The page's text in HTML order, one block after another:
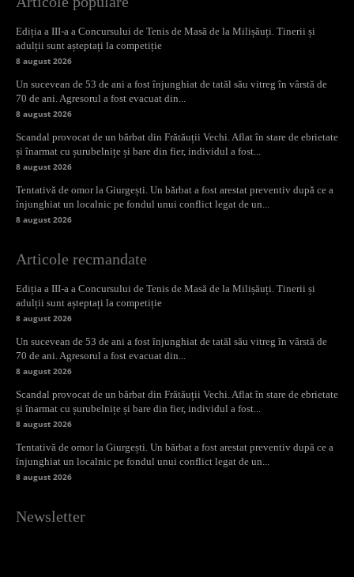
Ediția a III-a a Concursului de Tenis de Masă de la Milișăuți. Tinerii și
adulții sunt așteptați la competiție
8 august 2026
Un sucevean de 53 de ani a fost înjunghiat de tatăl său vitreg în vârstă de
70 de ani. Agresorul a fost evacuat din...
8 august 2026
Scandal provocat de un bărbat din Frătăuții Vechi. Aflat în stare de ebrietate
și înarmat cu șurubelnițe și bare din fier, individul a fost...
8 august 2026
Tentativă de omor la Giurgești. Un bărbat a fost arestat preventiv după ce a
înjunghiat un localnic pe fondul unui conflict legat de un...
8 august 2026
Articole recmandate
Ediția a III-a a Concursului de Tenis de Masă de la Milișăuți. Tinerii și
adulții sunt așteptați la competiție
8 august 2026
Un sucevean de 53 de ani a fost înjunghiat de tatăl său vitreg în vârstă de
70 de ani. Agresorul a fost evacuat din...
8 august 2026
Scandal provocat de un bărbat din Frătăuții Vechi. Aflat în stare de ebrietate
și înarmat cu șurubelnițe și bare din fier, individul a fost...
8 august 2026
Tentativă de omor la Giurgești. Un bărbat a fost arestat preventiv după ce a
înjunghiat un localnic pe fondul unui conflict legat de un...
8 august 2026
Newsletter